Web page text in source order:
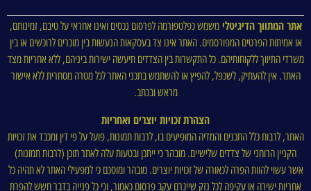
אתר המתווך הדיגיטלימשמש כפלטפורמה לפרסום נכסים ואינו אחראי על טיבם, זמינותם,
או אמיתות הפרטים המפורסמים. האתר אינו צד בעסקאות הנעשות בין מוכרים לרוכשים או בין
משרדי התיווך ללקוחותיהם. כל התקשרות בין הצדדים תיעשה ישירות ביניהם, ללא אחריות מצד
האתר. אין להעתיק, לשכפל, להפיץ או להשתמש בתכני האתר לכל מטרה מסחרית ללא אישור
מראש ובכתב.
הצהרת זכויות יוצרים ואחריות
האתר, לרבות כלל התכנים והמדיה המופיעים בו, לרבות תמונות, פועל על פי דין ומכבד את זכויות
הקניין הרוחני של צדדים שלישיים. מובהר כי ייתכן ובטעות עלה לאתר תוכן (לרבות תמונות)
אשר עשוי להוות הפרה לכאורה של זכויות יוצרים. מובהר ומוסכם כי למפעילי האתר לא תהיה כל
אחריות ישירה או עקיפה לכל נזק שייגרם עקב פרסום כאמור, וכי כל פנייה בדבר חשש להפרת